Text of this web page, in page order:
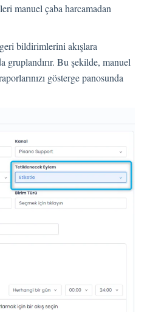
manuel çaba harcamadan
bildirimlerini akışlara
gruplandırır. Bu şekilde, manuel
gösterge panosunda